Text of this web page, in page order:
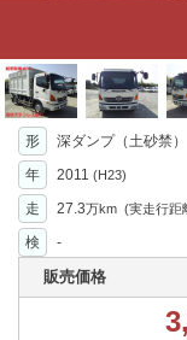
形 深ダンプ（土砂禁）
年
2011 (H23)
走 27.3万km (実走行距
検
-
販売価格